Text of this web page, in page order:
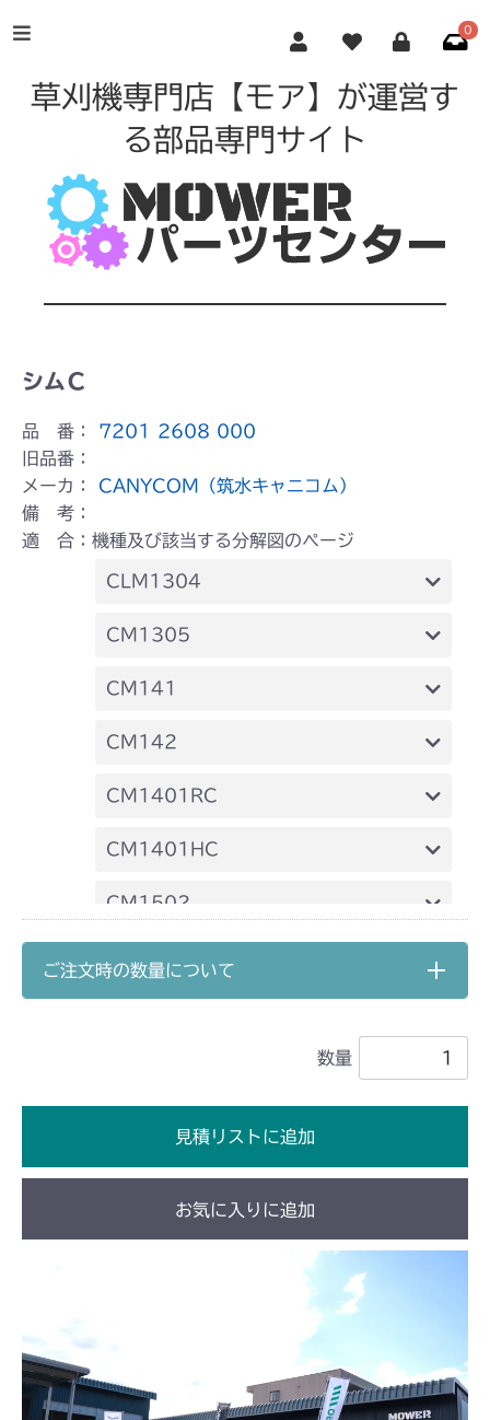
0
草刈機専門店【モア】が運営す
る部品専門サイト
シムＣ
品 番： 7201 2608 000
旧品番：
メーカ： CANYCOM（筑水キャニコム）
備 考：
適 合：機種及び該当する分解図のページ
CLM1304
ミッション FIG4 デフ
CM1305
ミッション FIG6 デフ
CM141
FIG27 デフ
CM142
FIG27 デフ
CM1401RC
ミッション FIG5 デフ
CM1401HC
ミッション FIG5 デフ
CM1502
ミッション HT051B FIG6 デフ
ミッション HI051A FIG6 デフ
ミッション HI051B FIG6 デフ
CM2101
ミッション FIG6 デフ
ミッション FIG6 デフ
CM181
ご注文時の数量について
数量
見積リストに追加
お気に入りに追加